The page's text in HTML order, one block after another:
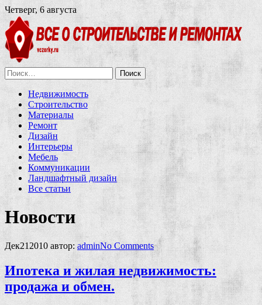
Четверг, 6 августа
Найти:
Недвижимость
Строительство
Материалы
Ремонт
Дизайн
Интерьеры
Мебель
Коммуникации
Ландшафтный дизайн
Все статьи
Новости
Дек21 2010 автор:adminNo Comments
Ипотека и жилая недвижимость:
продажа и обмен.